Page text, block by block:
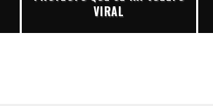
VIRAL